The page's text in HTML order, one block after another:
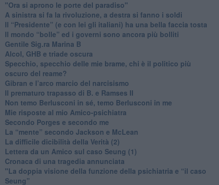
"Ora si aprono le porte del paradiso"
​A sinistra si fa la rivoluzione, a destra si fanno i soldi
​Il “Presidente” (e con lei gli italiani) ha una bella faccia tosta
​Il mondo “bolle” ed i governi sono ancora più bolliti
​Gentile Sig.ra Marina B
​Alcol, GHB e triade oscura
​Specchio, specchio delle mie brame, chi è il politico più
oscuro del reame?
​Gibran e l’arco marcio del narcisismo
​Il prematuro trapasso di B. e Ramses II
​Non temo Berlusconi in sé, temo Berlusconi in me
​Mie risposte al mio Amico-psichiatra
​Secondo Porges e secondo me
​La “mente” secondo Jackson e McLean
La difficile dicibilità della Verità (2)
​Lettera da un Amico sul caso Seung (1)
​Cronaca di una tragedia annunciata
"​La doppia visione della funzione della psichiatria e “il caso
Seung”